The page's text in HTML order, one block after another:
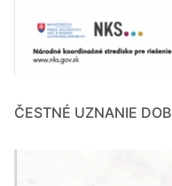
ČESTNÉ UZNANIE